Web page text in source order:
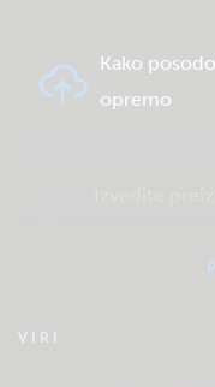
Kako
opremo
VIRI